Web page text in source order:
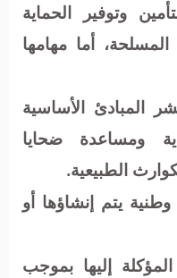
وتوفير الحماية
أما مهامها
المبادئ الأساسية
ومساعدة ضحايا
الطبيعية.
يتم إنشاؤها أو
المؤكلة إليها بموجب